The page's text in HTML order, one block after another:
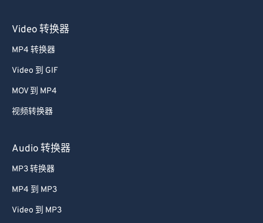
Video 转换器
MP4 转换器
Video 到 GIF
MOV 到 MP4
视频转换器
Audio 转换器
MP3 转换器
MP4 到 MP3
Video 到 MP3